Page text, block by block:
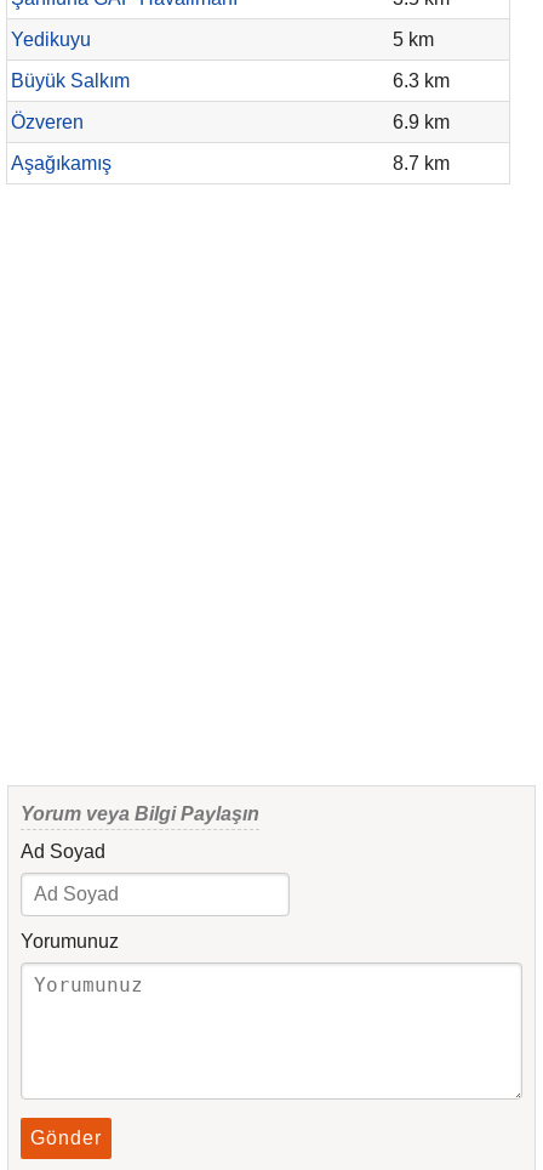
Yedikuyu
5 km
Büyük Salkım
6.3 km
Özveren
6.9 km
Aşağıkamış
8.7 km
Yorum veya Bilgi Paylaşın
Ad Soyad
Yorumunuz
Gönder